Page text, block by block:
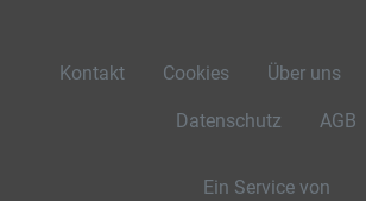
Kontakt Cookies Über uns
Datenschutz AGB
Ein Service von